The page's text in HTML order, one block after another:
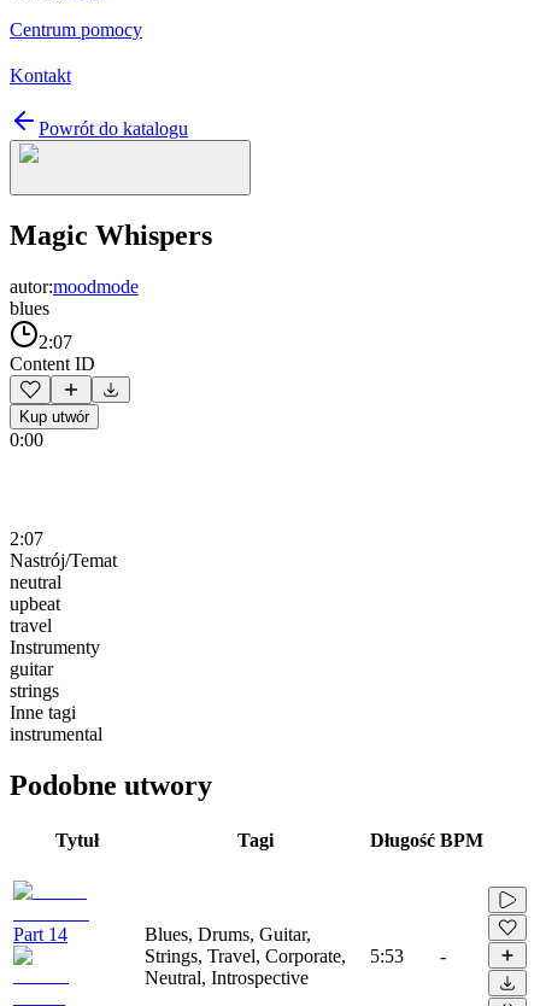
Centrum pomocy
Kontakt
Powrót do katalogu
Magic Whispers
autor:moodmode
blues
2:07
Content ID
Kup utwór
0:00
2:07
Nastrój/Temat
neutral
upbeat
travel
Instrumenty
guitar
strings
Inne tagi
instrumental
Podobne utwory
Tytuł Tagi Długość BPM
Part 14
Blues, Drums, Guitar,
Strings, Travel, Corporate,
Neutral, Introspective
5:53 -